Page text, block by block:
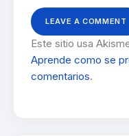
Este sitio usa
Aprende como se
comentarios.